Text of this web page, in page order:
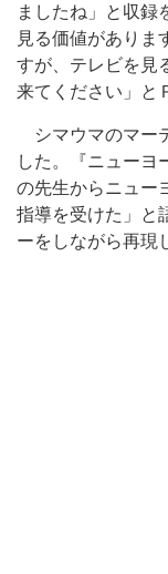
ましたね」と収録
見る価値がありま
すが、テレビを見
来てください」と
シマウマのマー
した。『ニューヨ
の先生からニュー
指導を受けた」と
ーをしながら再現